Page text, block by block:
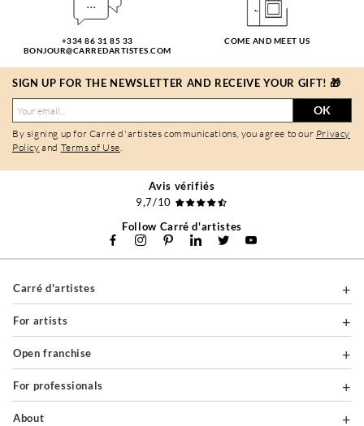
+334 86 31 85 33
BONJOUR@CARREDARTISTES.COM
COME AND MEET US
SIGN UP FOR THE NEWSLETTER AND RECEIVE YOUR GIFT! 🎁
OK
By signing up for Carré d'artistes communications, you agree to our Privacy
Policy and Terms of Use.
Avis vérifiés
9,7/10
Follow Carré d'artistes
Carré d'artistes
For artists
Open franchise
For professionals
About